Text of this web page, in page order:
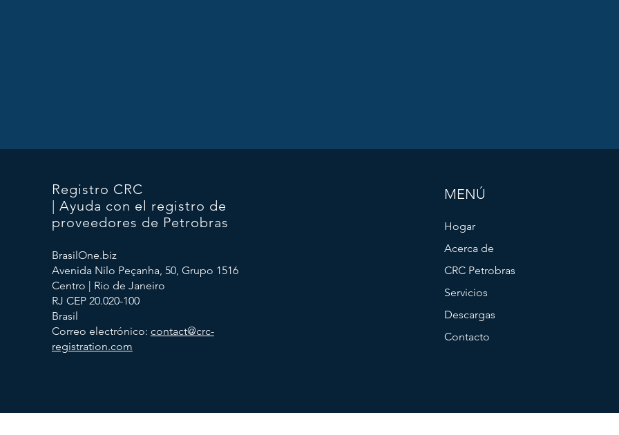
Registro CRC
| Ayuda con el registro de
proveedores de Petrobras
BrasilOne.biz
Avenida Nilo Peçanha, 50, Grupo 1516
Centro | Rio de Janeiro
RJ CEP 20.020-100
Brasil
Correo electrónico: contact@crc-
registration.com
MENÚ
Hogar
Acerca de
CRC Petrobras
Servicios
Descargas
Contacto